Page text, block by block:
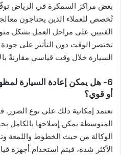
بعض مراكز السمكرة في الرياض
تُخصص للعملاء الذين يحتاجون
الفنيين على مراحل العمل بشكل
تختصر الوقت دون التأثير على
السيارة خلال وقت قياسي مقارنةً
6- هل يمكن إعادة السيارة
أو قوي؟
تعتمد إمكانية ذلك على نوع الضرر.
المتوسطة يمكن إصلاحها بالكامل
الوكالة من حيث الخطوط واللمعة
الأكثر شدة، فيتم استخدام أجهزة